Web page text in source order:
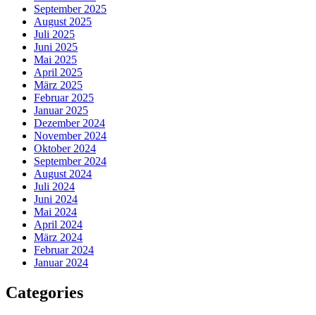
September 2025
August 2025
Juli 2025
Juni 2025
Mai 2025
April 2025
März 2025
Februar 2025
Januar 2025
Dezember 2024
November 2024
Oktober 2024
September 2024
August 2024
Juli 2024
Juni 2024
Mai 2024
April 2024
März 2024
Februar 2024
Januar 2024
Categories